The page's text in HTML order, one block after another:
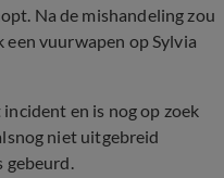
Na de mishandeling zou
vuurwapen op Sylvia
en is nog op zoek
niet uitgebreid
gebeurd.